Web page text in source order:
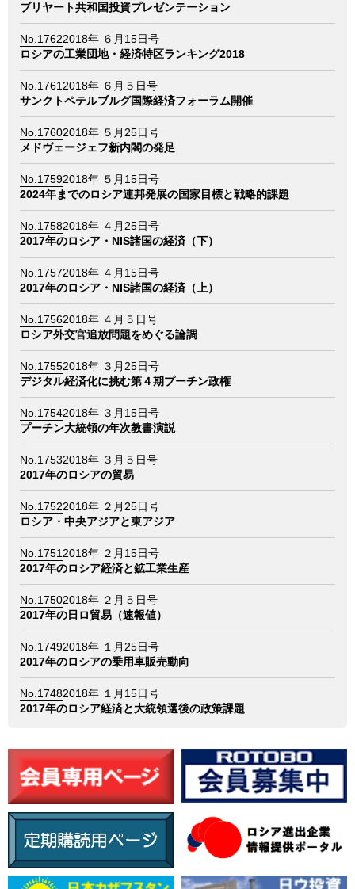
ブリヤート共和国投資プレゼンテーション
No.17622018年 ６月15日号
ロシアの工業団地・経済特区ランキング2018
No.1761 2018年 ６月５日号
サンクトペテルブルグ国際経済フォーラム開催
No.17602018年 ５月25日号
メドヴェージェフ新内閣の発足
No.17592018年 ５月15日号
2024年までのロシア連邦発展の国家目標と戦略的課題
No.17582018年 ４月25日号
2017年のロシア・NIS諸国の経済（下）
No.17572018年 ４月15日号
2017年のロシア・NIS諸国の経済（上）
No.17562018年 ４月５日号
ロシア外交官追放問題をめぐる論調
No.17552018年 ３月25日号
デジタル経済化に挑む第４期プーチン政権
No.17542018年 ３月15日号
プーチン大統領の年次教書演説
No.17532018年 ３月５日号
2017年のロシアの貿易
No.17522018年 ２月25日号
ロシア・中央アジアと東アジア
No.1751 2018年 ２月15日号
2017年のロシア経済と鉱工業生産
No.17502018年 ２月５日号
2017年の日ロ貿易（速報値）
No.17492018年 １月25日号
2017年のロシアの乗用車販売動向
No.17482018年 １月15日号
2017年のロシア経済と大統領選後の政策課題